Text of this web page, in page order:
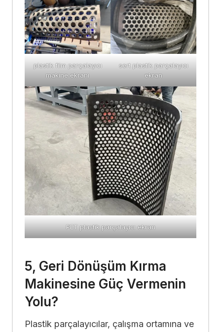
plastik film parçalayıcı
makine ekranı
sert plastik parçalayıcı
ekran
PET plastik parçalayıcı ekran
5, Geri Dönüşüm Kırma
Makinesine Güç Vermenin
Yolu?
Plastik parçalayıcılar, çalışma ortamına ve